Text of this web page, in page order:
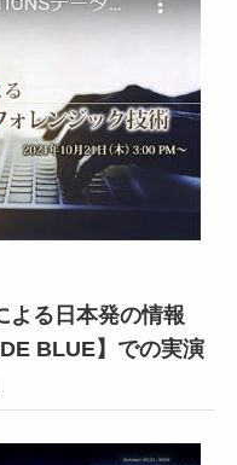
よる日本発の情報
BLUE】での実演